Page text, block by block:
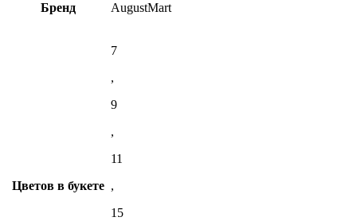
Бренд AugustMart
Цветов в букете
7
,
9
,
11
,
15